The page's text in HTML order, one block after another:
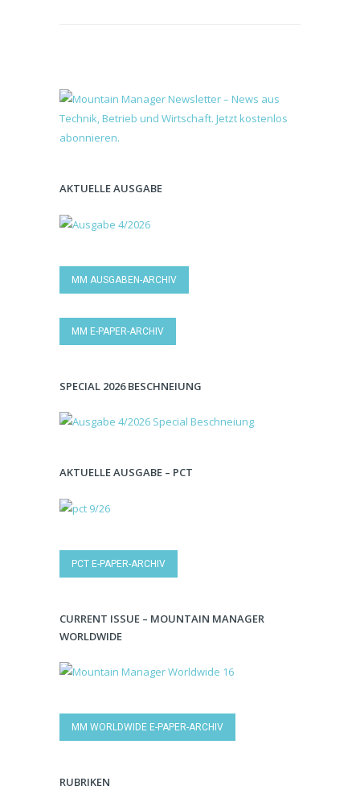
AKTUELLE AUSGABE
MM AUSGABEN-ARCHIV
MM E-PAPER-ARCHIV
SPECIAL 2026 BESCHNEIUNG
AKTUELLE AUSGABE – PCT
PCT E-PAPER-ARCHIV
CURRENT ISSUE – MOUNTAIN MANAGER
WORLDWIDE
MM WORLDWIDE E-PAPER-ARCHIV
RUBRIKEN